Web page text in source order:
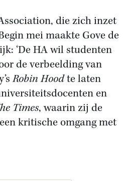
die zich inzet
mei maakte Gove de
‘De HA wil studenten
de verbeelding van
Robin Hoodte laten
en
Times, waarin zij de
kritische omgang met